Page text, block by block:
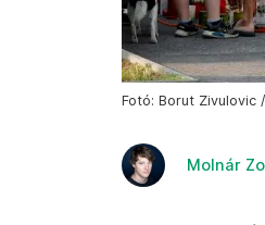
Fotó: Borut Zivulovic
Molnár